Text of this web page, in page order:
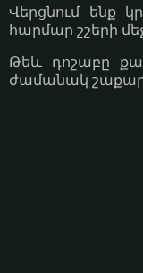
Վերցնում ենք
հարմար շշերի
Թեև դոշաբը
ժամանակ